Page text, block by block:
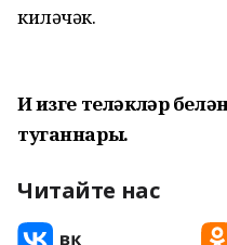
киләчәк.
Иң изге теләкләр
туганнарың.
Читайте нас